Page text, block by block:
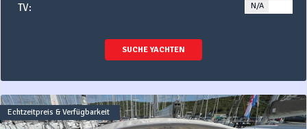
TV: N/A
SUCHE YACHTEN
Echtzeitpreis & Verfügbarkeit